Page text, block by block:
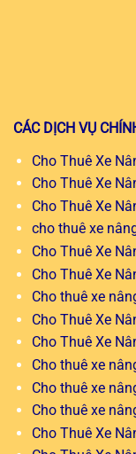
CÁC DỊCH VỤ
Cho Thuê Xe
Cho Thuê Xe
Cho Thuê Xe
cho thuê xe
Cho Thuê Xe
Cho Thuê Xe
Cho thuê xe
Cho Thuê Xe
Cho Thuê Xe
Cho thuê xe
Cho thuê xe
Cho thuê xe
Cho Thuê Xe